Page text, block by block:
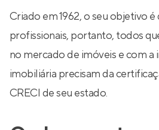
Criado em 1962, o seu objetivo
profissionais, portanto, todos
no mercado de imóveis e com
imobiliária precisam da
CRECI de seu estado.